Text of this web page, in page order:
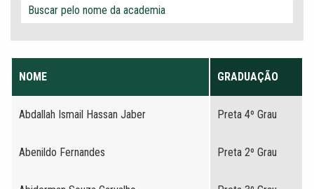
NOME GRADUAÇÃO
Abdallah Ismail Hassan Jaber Preta 4º Grau
Abenildo Fernandes Preta 2º Grau